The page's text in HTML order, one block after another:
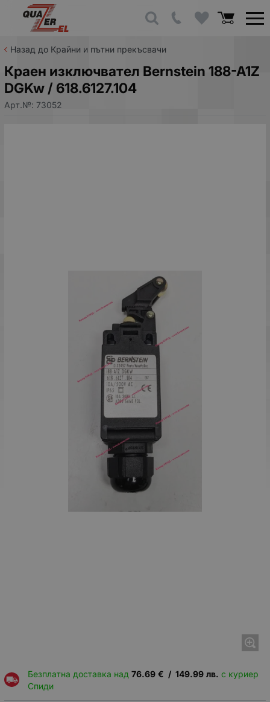
Назад до Крайни и пътни прекъсвачи
Краен изключвател Bernstein 188-A1Z
DGKw / 618.6127.104
Арт.№: 73052
Безплатна доставка над 76.69 € / 149.99 лв. с куриер
Спиди